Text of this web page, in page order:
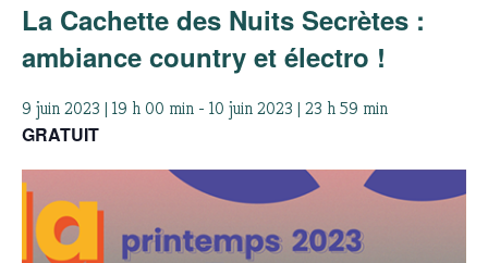
La Cachette des Nuits Secrètes :
ambiance country et électro !
9 juin 2023 | 19 h 00 min - 10 juin 2023 | 23 h 59 min
GRATUIT